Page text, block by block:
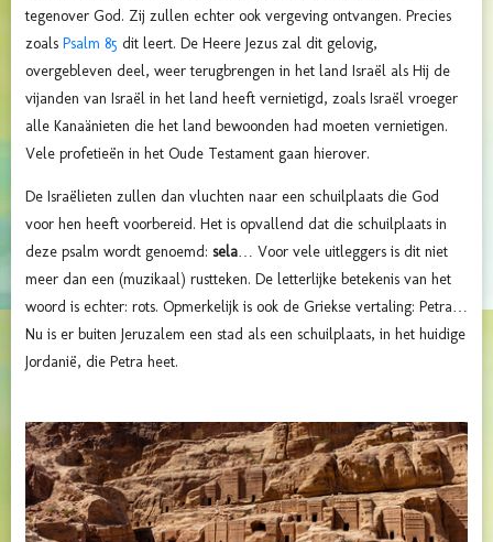
tegenover God. Zij zullen echter ook vergeving ontvangen. Precies
zoals Psalm 85 dit leert. De Heere Jezus zal dit gelovig,
overgebleven deel, weer terugbrengen in het land Israël als Hij de
vijanden van Israël in het land heeft vernietigd, zoals Israël vroeger
alle Kanaänieten die het land bewoonden had moeten vernietigen.
Vele profetieën in het Oude Testament gaan hierover.
De Israëlieten zullen dan vluchten naar een schuilplaats die God
voor hen heeft voorbereid. Het is opvallend dat die schuilplaats in
deze psalm wordt genoemd: sela… Voor vele uitleggers is dit niet
meer dan een (muzikaal) rustteken. De letterlijke betekenis van het
woord is echter: rots. Opmerkelijk is ook de Griekse vertaling: Petra…
Nu is er buiten Jeruzalem een stad als een schuilplaats, in het huidige
Jordanië, die Petra heet.